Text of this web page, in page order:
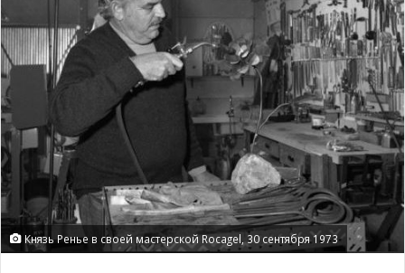
Князь Ренье в своей мастерской Rocagel, 30 сентября 1973